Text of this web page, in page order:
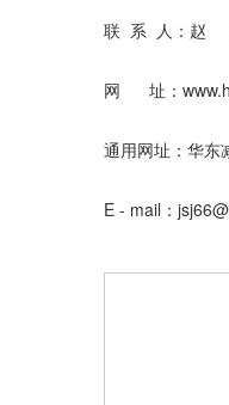
联 系 人：
网 址：
通用网址：华
E - mail：